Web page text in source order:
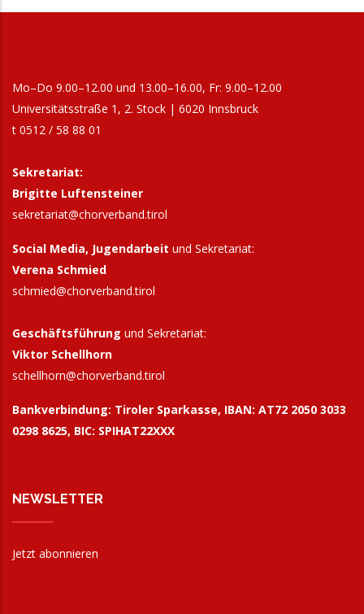
Mo–Do 9.00–12.00 und 13.00–16.00, Fr: 9.00–12.00
Universitätsstraße 1, 2. Stock | 6020 Innsbruck
t 0512 / 58 88 01
Sekretariat:
Brigitte Luftensteiner
sekretariat@chorverband.tirol
Social Media, Jugendarbeit und Sekretariat:
Verena Schmied
schmied@chorverband.tirol
Geschäftsführung und Sekretariat:
Viktor Schellhorn
schellhorn@chorverband.tirol
Bankverbindung: Tiroler Sparkasse, IBAN: AT72 2050 3033
0298 8625, BIC: SPIHAT22XXX
NEWSLETTER
Jetzt abonnieren